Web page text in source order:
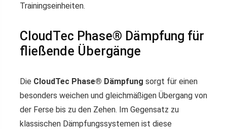
Trainingseinheiten.
CloudTec Phase® Dämpfung für
fließende Übergänge
Die CloudTec Phase® Dämpfung sorgt für einen
besonders weichen und gleichmäßigen Übergang von
der Ferse bis zu den Zehen. Im Gegensatz zu
klassischen Dämpfungssystemen ist diese